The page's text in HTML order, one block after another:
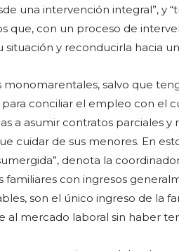
una intervención integral”, y
que, con un proceso de
situación y reconducirla hacia
monomarentales, salvo que
conciliar el empleo con el
a asumir contratos parciales
cuidar de sus menores. En
denota la
familiares con ingresos
son el único ingreso de la
al mercado laboral sin haber